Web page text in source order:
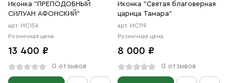
Иконка "ПРЕПОДОБНЫЙ
СИЛУАН АФОНСКИЙ"
арт. ИС156
Розничная цена
13 400 ₽
0 отзывов
Иконка "Святая благоверная
царица Тамара"
арт. ИС119
Розничная цена
8 000 ₽
0 отзывов